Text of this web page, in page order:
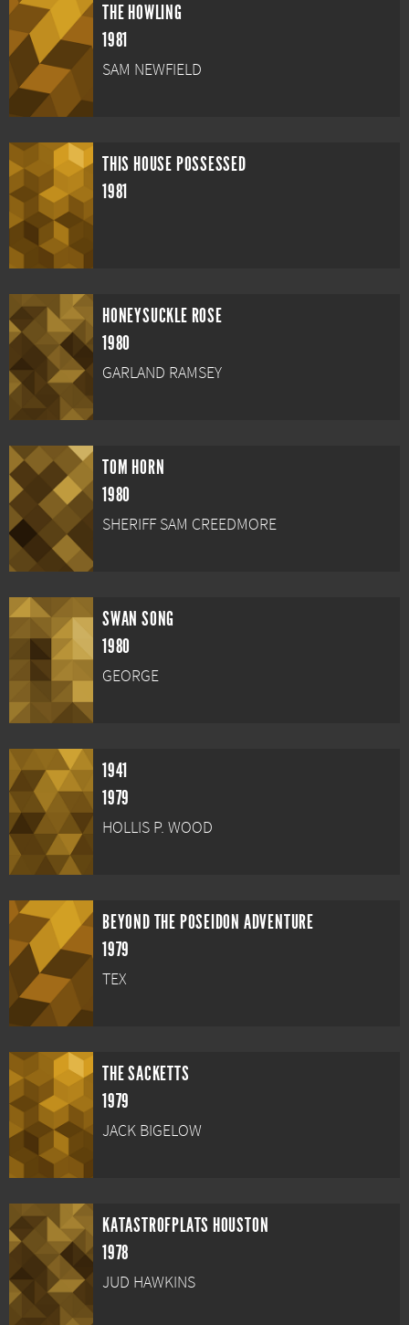
THE HOWLING
1981
SAM NEWFIELD
THIS HOUSE POSSESSED
1981
HONEYSUCKLE ROSE
1980
GARLAND RAMSEY
TOM HORN
1980
SHERIFF SAM CREEDMORE
SWAN SONG
1980
GEORGE
1941
1979
HOLLIS P. WOOD
BEYOND THE POSEIDON ADVENTURE
1979
TEX
THE SACKETTS
1979
JACK BIGELOW
KATASTROFPLATS HOUSTON
1978
JUD HAWKINS